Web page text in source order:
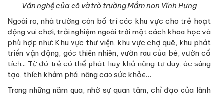
Văn nghệ của cô và trò trường Mầm non Vĩnh Hưng
Ngoài ra, nhà trường còn bố trí các khu vực cho trẻ hoạt
động vui chơi, trải nghiệm ngoài trời một cách khoa học và
phù hợp như: Khu vực thư viện, khu vực chợ quê, khu phát
triển vận động, góc thiên nhiên, vườn rau của bé, vườn cổ
tích... Từ đó trẻ có thể phát huy khả năng tư duy, óc sáng
tạo, thích khám phá, nâng cao sức khỏe…
Trong những năm qua, nhờ sự quan tâm, chỉ đạo của lãnh